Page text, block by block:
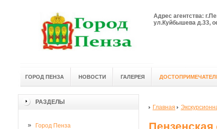
Адрес агентства:
ул.Куйбышева д.33,
ГОРОД ПЕНЗА НОВОСТИ ГАЛЕРЕЯ
РАЗДЕЛЫ
Город Пенза
Главная